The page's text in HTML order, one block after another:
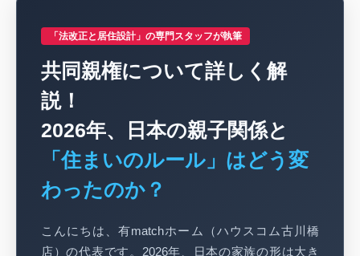
「法改正と居住設計」の専門スタッフが執筆
共同親権について詳しく解
説！
2026年、日本の親子関係と
「住まいのルール」はどう変
わったのか？
こんにちは、有matchホーム（ハウスコム古川橋
店）の代表です。2026年、日本の家族の形は大き